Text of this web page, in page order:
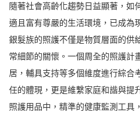
隨著社會高齡化趨勢日益顯著，如
適且富有尊嚴的生活環境，已成為
銀髮族的照護不僅是物質層面的供
常細節的關懷。一個周全的照護計
居，輔具支持等多個維度進行綜合
任的體現，更是維繫家庭和諧與提
照護用品中，精準的健康監測工具